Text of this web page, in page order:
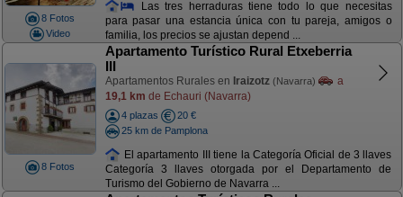
8 Fotos
Video
Las tres herraduras tiene todo lo que necesitas
para pasar una estancia única con tu pareja, amigos o
familia, los precios se ajustan depend ...
8 Fotos
Apartamento Turístico Rural Etxeberria
III
Apartamentos Rurales en Iraizotz (Navarra)
a
19,1 km de Echauri (Navarra)
4 plazas
20 €
25 km de Pamplona
El apartamento III tiene la Categoría Oficial de 3 llaves
Categoría 3 llaves otorgada por el Departamento de
Turismo del Gobierno de Navarra ...